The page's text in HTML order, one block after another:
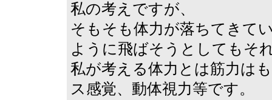
私の考えですが、
そもそも体力が落ちてきて
ように飛ばそうとしてもそ
私が考える体力とは筋力は
ス感覚、動体視力等です。